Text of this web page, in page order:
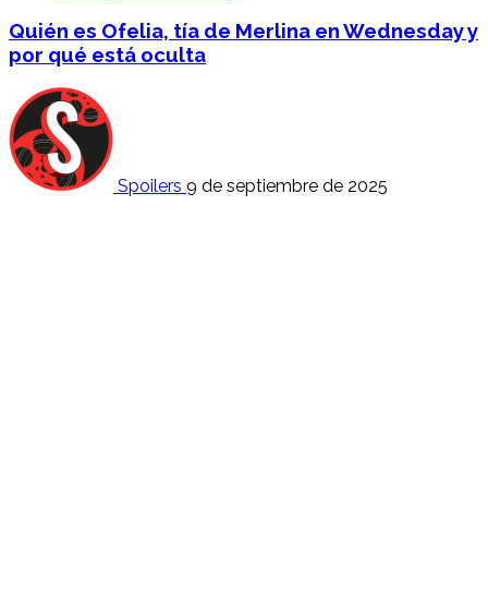
Quién es Ofelia, tía de Merlina en Wednesday y
por qué está oculta
Spoilers 9 de septiembre de 2025